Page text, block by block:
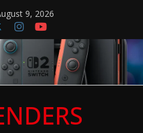
9, 2026